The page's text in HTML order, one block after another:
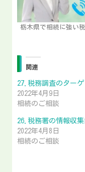
栃木県で相続に強い
関連
27.税務調査のターゲ
2022年4月9日
相続のご相談
26.税務署の情報収集
2022年4月8日
相続のご相談